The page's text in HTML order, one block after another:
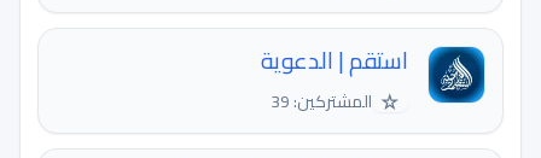
استقم | الدعوية
☆ المشتركين: 39